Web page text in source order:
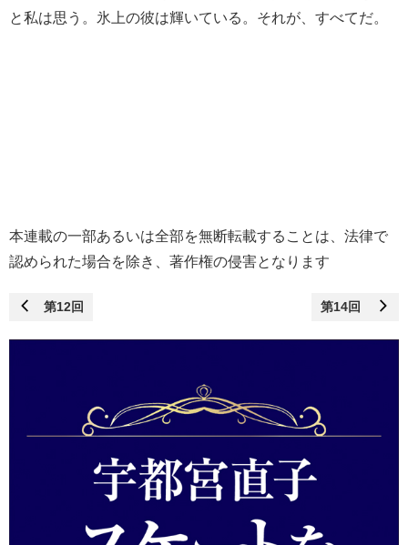
と私は思う。氷上の彼は輝いている。それが、すべてだ。
本連載の一部あるいは全部を無断転載することは、法律で
認められた場合を除き、著作権の侵害となります
第12回 第14回